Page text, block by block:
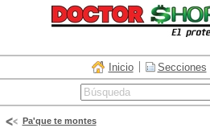
Inicio Secciones
Pa'que te montes